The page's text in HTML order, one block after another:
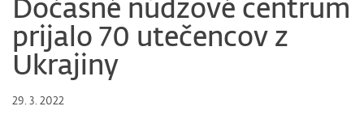
Dočasné núdzové centrum
prijalo 70 utečencov z
Ukrajiny
29. 3. 2022